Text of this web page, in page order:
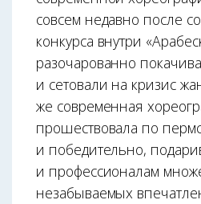
совсем недавно после
конкурса внутри
разочарованно
и сетовали на кризис
же современная
прошествовала по
и победительно,
и профессионалам
незабываемых